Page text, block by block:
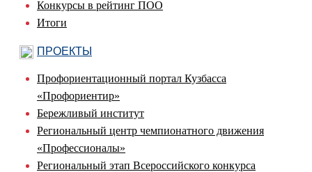
Конкурсы в рейтинг ПОО
Итоги
ПРОЕКТЫ
Профориентационный портал Кузбасса
«Профориентир»
Бережливый институт
Региональный центр чемпионатного движения
«Профессионалы»
Региональный этап Всероссийского конкурса